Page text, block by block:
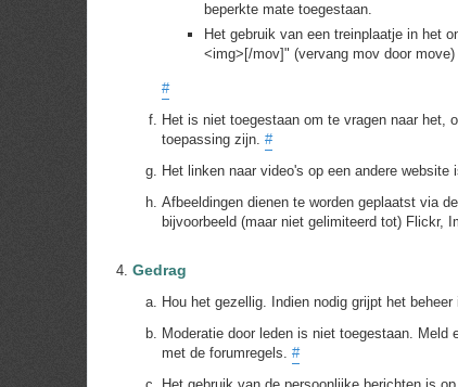
beperkte mate toegestaan.
Het gebruik van een treinplaatje in het
<img>[/mov]" (vervang mov door
#
Het is niet toegestaan om te vragen naar het,
toepassing zijn. #
Het linken naar video's op een andere website
Afbeeldingen dienen te worden geplaatst via
bijvoorbeeld (maar niet gelimiteerd tot) Flickr,
Gedrag
Hou het gezellig. Indien nodig grijpt het beheer
Moderatie door leden is niet toegestaan.
met de forumregels. #